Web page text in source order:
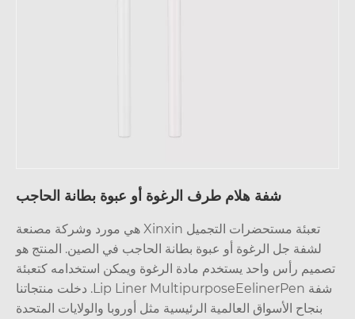
شفة هلام طرف الرغوة أو عبوة بطانة الحاجب
تعبئة مستحضرات التجميل Xinxin هي مورد وشركة مصنعة
لشفة جل الرغوة أو عبوة بطانة الحاجب في الصين. المنتج هو
رأس واحد يستخدم مادة الرغوة ويمكن استخدامه كتعبئة
شفة Lip Liner MultipurposeEelinerPen. دخلت منتجاتنا
بنجاح الأسواق العالمية الرئيسية مثل أوروبا والولايات المتحدة